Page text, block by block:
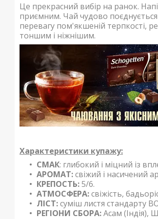
Це прекрасний вибір на ранок.
приємним. Чай чудово
перевагу пом'якшеній терпкості,
тоншим і ніжнішим.
Характеристики купажу:
СМАК: глибокий і міцний із
АРОМАТ:свіжий і насичений
КРЕПОСТЬ:5/6.
АТМОСФЕРА:свіжість,
ЛІСТ:суміш листя стандарту
РЕГІОНИ СБОРА:Асам (Індія),